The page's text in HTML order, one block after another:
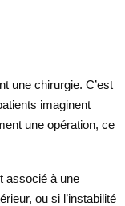
une chirurgie. C’est
imaginent
une opération, ce
associé à une
ou si l’instabilité